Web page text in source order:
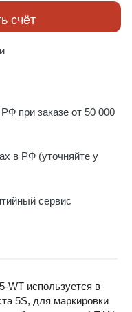
счёт
при заказе от 50 000
в РФ (уточняйте у
сервис
WT используется в
5S, для маркировки